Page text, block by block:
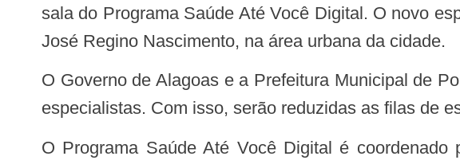
sala do Programa Saúde Até Você Digital. O novo
José Regino Nascimento, na área urbana da cidade.
O Governo de Alagoas e a Prefeitura Municipal de Porto Real do Colégio irão oferecer consultas por telemedicina com médicos
especialistas. Com isso, serão reduzidas as filas de
O Programa Saúde Até Você Digital é coordenado pela primeira-dama do Estado, a médica Júlia Britto Dantas. A iniciativa